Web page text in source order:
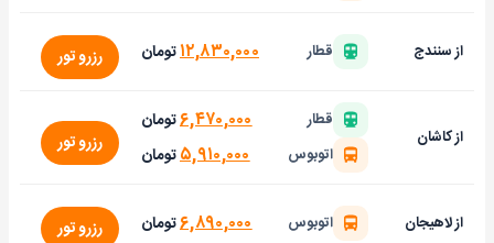
از سنندج قطار ۱۲,۸۳۰,۰۰۰تومان رزرو تور
از کاشان
قطار ۶,۴۷۰,۰۰۰تومان
اتوبوس ۵,۹۱۰,۰۰۰تومان رزرو تور
از لاهیجان اتوبوس ۶,۸۹۰,۰۰۰تومان رزرو تور